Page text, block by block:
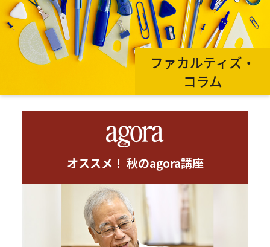
ファカルティズ・
コラム
オススメ！ 秋のagora講座